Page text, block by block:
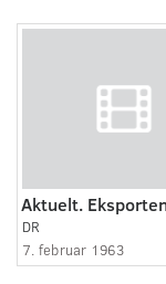
DR
7. februar 1963